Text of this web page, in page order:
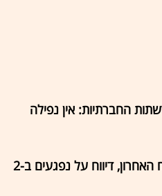
החברתיות: אין נפילה
22:52 - 8 טילים שוגרו במטח האחרון, דיווח על נפגעים ב-2